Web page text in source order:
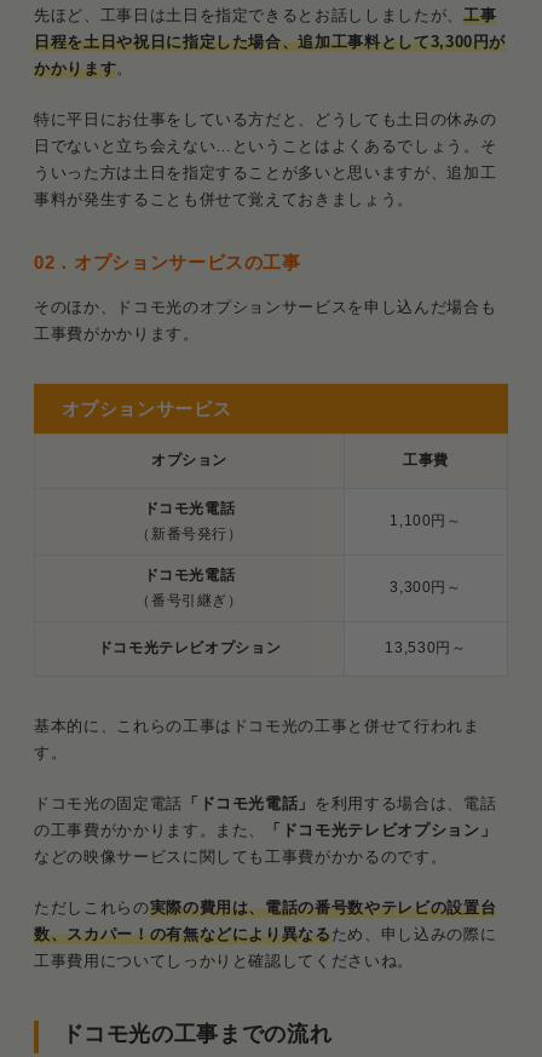
先ほど、工事日は土日を指定できるとお話ししましたが、 工事
日程を土日や祝日に指定した場合、追加工事料として3,300円が
かかります。
特に平日にお仕事をしている方だと、どうしても土日の休みの
日でないと立ち会えない…ということはよくあるでしょう。そ
ういった方は土日を指定することが多いと思いますが、追加工
事料が発生することも併せて覚えておきましょう。
02．オプションサービスの工事
そのほか、ドコモ光のオプションサービスを申し込んだ場合も
工事費がかかります。
オプション 工事費
ドコモ光電話
（新番号発行）
1,100円～
ドコモ光電話
（番号引継ぎ）
3,300円～
ドコモ光テレビオプション 13,530円～
オプションサービス
基本的に、これらの工事はドコモ光の工事と併せて行われま
す。
ドコモ光の固定電話 「ドコモ光電話」 を利用する場合は、電話
の工事費がかかります。また、
「ドコモ光テレビオプション」
などの映像サービスに関しても工事費がかかるのです。
ただしこれらの実際の費用は、電話の番号数やテレビの設置台
数、スカパー！の有無などにより異なるため、申し込みの際に
工事費用についてしっかりと確認してくださいね。
ドコモ光の工事までの流れ